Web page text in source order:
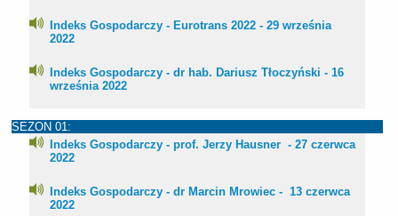
Indeks Gospodarczy - Eurotrans 2022 - 29 września
2022
Indeks Gospodarczy - dr hab. Dariusz Tłoczyński - 16
września 2022
SEZON 01:
Indeks Gospodarczy - prof. Jerzy Hausner - 27 czerwca
2022
Indeks Gospodarczy - dr Marcin Mrowiec - 13 czerwca
2022